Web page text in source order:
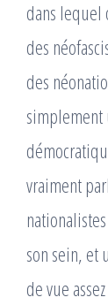
dans lequel
des
des
vraiment
son sein, et
de vue